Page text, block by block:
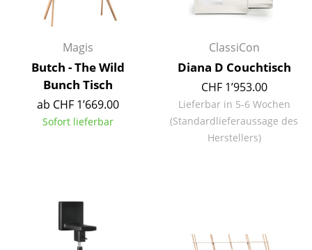
Vasen
Tabletts
Büroutensilien
Aufbewahrungsboxen
Decken
Vorhänge
... alle Accessoires
Magis
Butch - The Wild
Bunch Tisch
ab CHF 1’669.00
Sofort lieferbar
ClassiCon
Diana D Couchtisch
CHF 1’953.00
Lieferbar in 5-6 Wochen
(Standardlieferaussage des
Herstellers)